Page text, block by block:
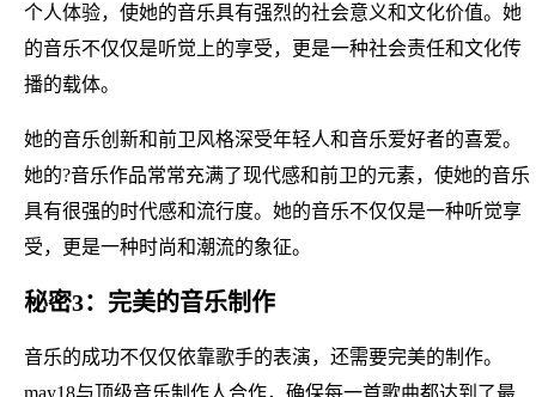
个人体验，使她的音乐具有强烈的社会意义和文化价值。她
的音乐不仅仅是听觉上的享受，更是一种社会责任和文化传
播的载体。
她的音乐创新和前卫风格深受年轻人和音乐爱好者的喜爱。
她的?音乐作品常常充满了现代感和前卫的元素，使她的音乐
具有很强的时代感和流行度。她的音乐不仅仅是一种听觉享
受，更是一种时尚和潮流的象征。
秘密3：完美的音乐制作
音乐的成功不仅仅依靠歌手的表演，还需要完美的制作。
may18与顶级音乐制作人合作，确保每一首歌曲都达到了最